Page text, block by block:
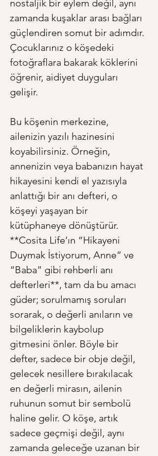
nostaljik bir eylem değil, aynı
zamanda kuşaklar arası bağları
güçlendiren somut bir adımdır.
Çocuklarınız o köşedeki
fotoğraflara bakarak köklerini
öğrenir, aidiyet duyguları
gelişir.
Bu köşenin merkezine,
ailenizin yazılı hazinesini
koyabilirsiniz. Örneğin,
annenizin veya babanızın hayat
hikayesini kendi el yazısıyla
anlattığı bir anı defteri, o
köşeyi yaşayan bir
kütüphaneye dönüştürür.
**Cosita Life’ın “Hikayeni
Duymak İstiyorum, Anne” ve
“Baba” gibi rehberli anı
defterleri**, tam da bu amacı
güder; sorulmamış soruları
sorarak, o değerli anıların ve
bilgeliklerin kaybolup
gitmesini önler. Böyle bir
defter, sadece bir obje değil,
gelecek nesillere bırakılacak
en değerli mirasın, ailenin
ruhunun somut bir sembolü
haline gelir. O köşe, artık
sadece geçmişi değil, aynı
zamanda geleceğe uzanan bir